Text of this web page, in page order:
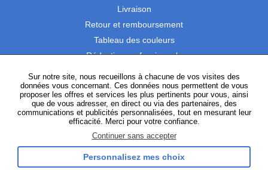
Livraison
Retour et remboursement
Tableau des couleurs
Réduction professionnels
Satisfaction Clients
SUIVEZ-NOUS
InstagramTikTokFacebookYouTubeLinkedIn
Sur notre site, nous recueillons à chacune de vos visites des
données vous concernant. Ces données nous permettent de vous
proposer les offres et services les plus pertinents pour vous, ainsi
que de vous adresser, en direct ou via des partenaires, des
communications et publicités personnalisées, tout en mesurant leur
efficacité. Merci pour votre confiance.
Continuer sans accepter
Personnalisez mes choix